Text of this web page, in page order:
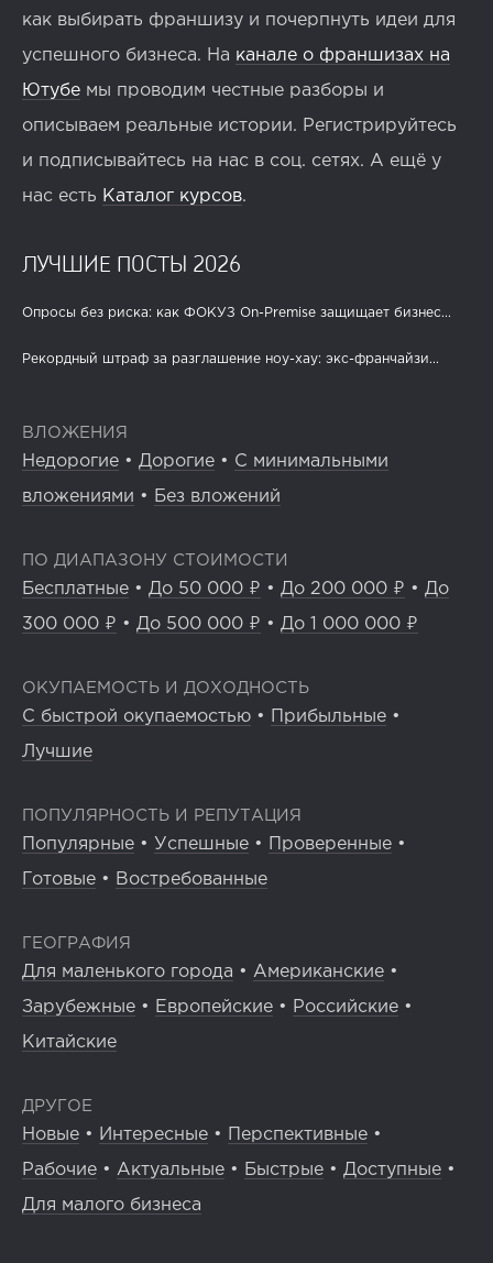
как выбирать франшизу и почерпнуть идеи для
успешного бизнеса. На канале о франшизах на
Ютубе мы проводим честные разборы и
описываем реальные истории. Регистрируйтесь
и подписывайтесь на нас в соц. сетях. А ещё у
нас есть Каталог курсов.
ЛУЧШИЕ ПОСТЫ 2026
Опросы без риска: как ФОКУЗ On-Premise защищает бизнес...
Рекордный штраф за разглашение ноу-хау: экс-франчайзи...
ВЛОЖЕНИЯ
Недорогие • Дорогие • С минимальными
вложениями • Без вложений
ПО ДИАПАЗОНУ СТОИМОСТИ
Бесплатные • До 50 000 ₽ • До 200 000 ₽ • До
300 000 ₽ • До 500 000 ₽ • До 1 000 000 ₽
ОКУПАЕМОСТЬ И ДОХОДНОСТЬ
С быстрой окупаемостью • Прибыльные •
Лучшие
ПОПУЛЯРНОСТЬ И РЕПУТАЦИЯ
Популярные • Успешные • Проверенные •
Готовые • Востребованные
ГЕОГРАФИЯ
Для маленького города • Американские •
Зарубежные • Европейские • Российские •
Китайские
ДРУГОЕ
Новые • Интересные • Перспективные •
Рабочие • Актуальные • Быстрые • Доступные •
Для малого бизнеса